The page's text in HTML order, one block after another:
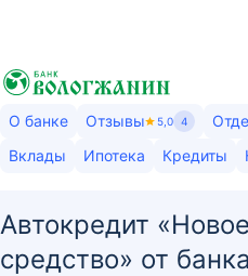
О банке Отзывы 5,0 4
Вклады
Ипотека Кредиты
Автокредит
средство» от